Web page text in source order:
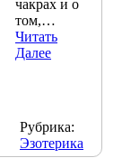
чакрах и о
том,…
Читать
Далее
Рубрика:
Эзотерика